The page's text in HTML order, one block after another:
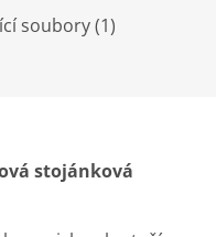
soubory (1)
stojánková